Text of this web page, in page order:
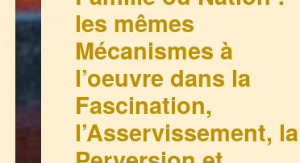
les mêmes
Mécanismes à
l’oeuvre dans la
Fascination,
l’Asservissement, la